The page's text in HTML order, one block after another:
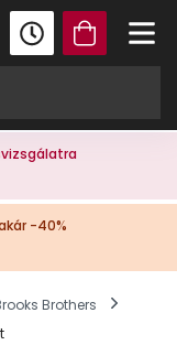
-40%
Brothers